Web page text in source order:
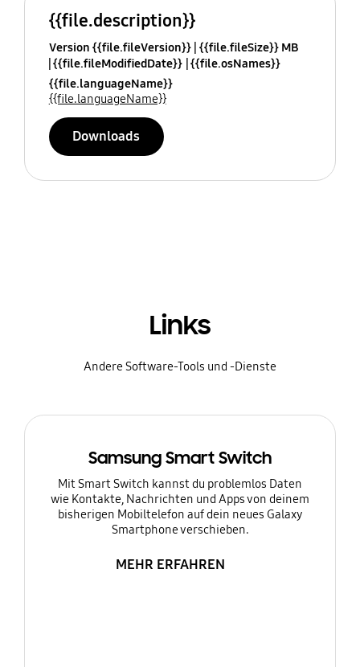
{{file.description}}
Version {{file.fileVersion}} {{file.fileSize}} MB
{{file.fileModifiedDate}} {{file.osNames}}
{{file.languageName}}
{{file.languageName}}
Downloads
Links
Andere Software-Tools und -Dienste
Samsung Smart Switch
Mit Smart Switch kannst du problemlos Daten
wie Kontakte, Nachrichten und Apps von deinem
bisherigen Mobiltelefon auf dein neues Galaxy
Smartphone verschieben.
MEHR ERFAHREN